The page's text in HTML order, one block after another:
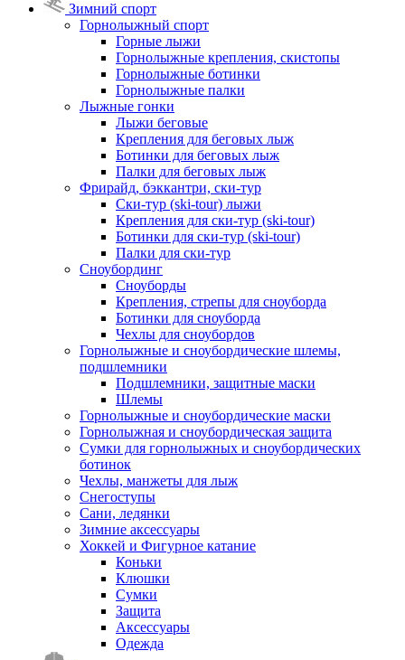
Зимний спорт
Горнолыжный спорт
Горные лыжи
Горнолыжные крепления, скистопы
Горнолыжные ботинки
Горнолыжные палки
Лыжные гонки
Лыжи беговые
Крепления для беговых лыж
Ботинки для беговых лыж
Палки для беговых лыж
Фрирайд, бэккантри, ски-тур
Ски-тур (ski-tour) лыжи
Крепления для ски-тур (ski-tour)
Ботинки для ски-тур (ski-tour)
Палки для ски-тур
Сноубординг
Сноуборды
Крепления, стрепы для сноуборда
Ботинки для сноуборда
Чехлы для сноубордов
Горнолыжные и сноубордические шлемы,
подшлемники
Подшлемники, защитные маски
Шлемы
Горнолыжные и сноубордические маски
Горнолыжная и сноубордическая защита
Сумки для горнолыжных и сноубордических
ботинок
Чехлы, манжеты для лыж
Снегоступы
Сани, ледянки
Зимние аксессуары
Хоккей и Фигурное катание
Коньки
Клюшки
Сумки
Защита
Аксессуары
Одежда